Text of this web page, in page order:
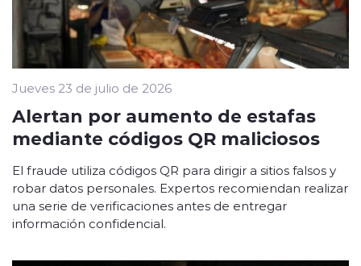
Jueves 23 de julio de 2026
Alertan por aumento de estafas
mediante códigos QR maliciosos
El fraude utiliza códigos QR para dirigir a sitios falsos y
robar datos personales. Expertos recomiendan realizar
una serie de verificaciones antes de entregar
información confidencial.